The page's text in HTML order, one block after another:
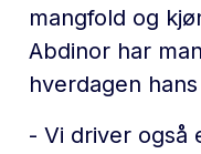
mangfold og
Abdinor har
hverdagen
- Vi driver også